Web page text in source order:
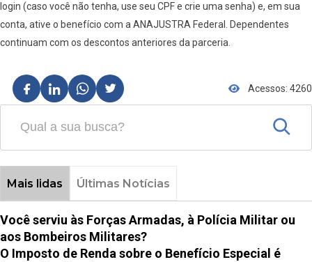
login (caso você não tenha, use seu CPF e crie uma senha) e, em sua
conta, ative o benefício com a ANAJUSTRA Federal. Dependentes
continuam com os descontos anteriores da parceria.
Acessos: 4260
Mais lidas Últimas Notícias
Você serviu às Forças Armadas, à Polícia Militar ou
aos Bombeiros Militares?
O Imposto de Renda sobre o Benefício Especial é